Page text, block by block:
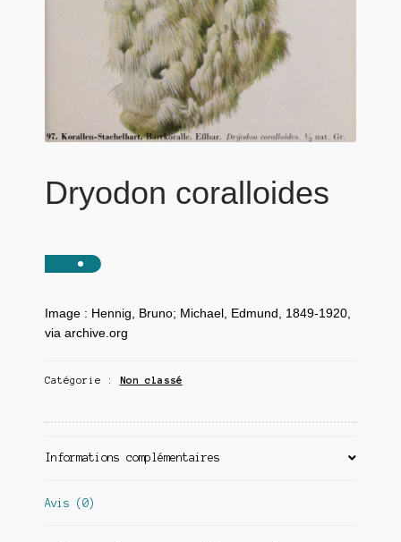
Dryodon coralloides
Image : Hennig, Bruno; Michael, Edmund, 1849-1920,
via archive.org
Catégorie : Non classé
Informations complémentaires
Avis (0)